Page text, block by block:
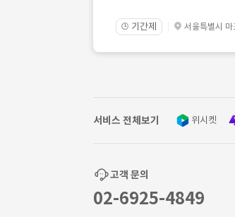
🕒 기간제 서울특별시 마
서비스 전체보기 위시켓
고객 문의
02-6925-4849